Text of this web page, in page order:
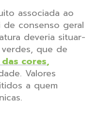
associada ao
consenso geral
deveria situar-
que de
cores,
Valores
a quem